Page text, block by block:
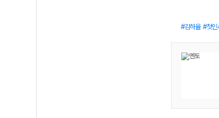
김하율 첫인